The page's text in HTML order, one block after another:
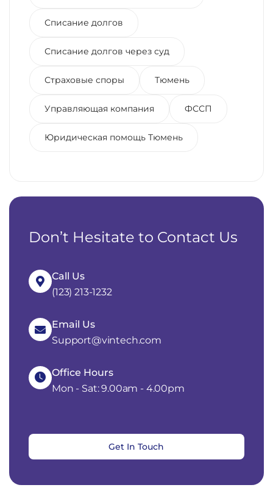
Списание долгов
Списание долгов через суд
Страховые споры Тюмень
Управляющая компания ФССП
Юридическая помощь Тюмень
Don’t Hesitate to Contact Us
Call Us
(123) 213-1232
Email Us
Support@vintech.com
Office Hours
Mon - Sat: 9.00am - 4.00pm